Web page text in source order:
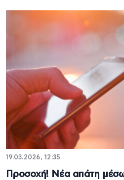
19.03.2026, 12:35
Προσοχή! Νέα απάτη